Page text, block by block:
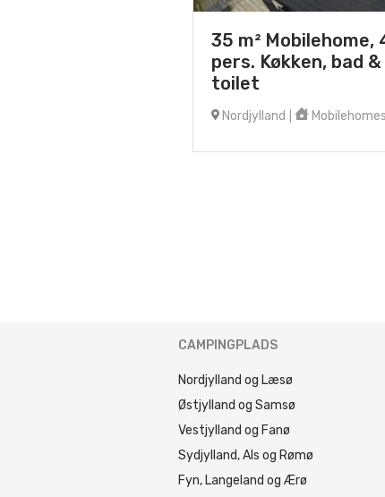
35 m² Mobilehome,
pers. Køkken, bad &
toilet
Nordjylland Mobilehomes
CAMPINGPLADS
Nordjylland og Læsø
Østjylland og Samsø
Vestjylland og Fanø
Sydjylland, Als og Rømø
Fyn, Langeland og Ærø